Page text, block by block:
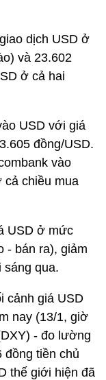
dịch USD ở
và 23.602
ở cả hai
USD với giá
đồng/USD.
vào
cả chiều mua
USD ở mức
- bán ra), giảm
sáng qua.
cảnh giá USD
nay (13/1, giờ
- đo lường
đồng tiền chủ
thế giới hiện đã